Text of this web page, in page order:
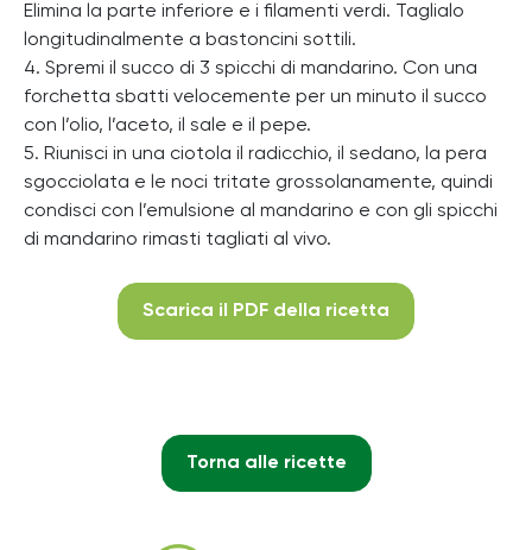
Elimina la parte inferiore e i filamenti verdi. Taglialo
longitudinalmente a bastoncini sottili.
4. Spremi il succo di 3 spicchi di mandarino. Con una
forchetta sbatti velocemente per un minuto il succo
con l’olio, l’aceto, il sale e il pepe.
5. Riunisci in una ciotola il radicchio, il sedano, la pera
sgocciolata e le noci tritate grossolanamente, quindi
condisci con l’emulsione al mandarino e con gli spicchi
di mandarino rimasti tagliati al vivo.
Scarica il PDF della ricetta
Torna alle ricette